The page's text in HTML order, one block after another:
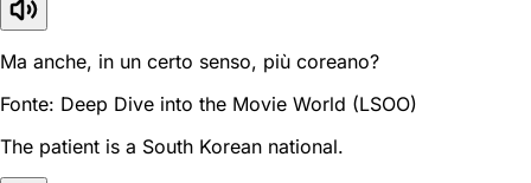
Ma anche, in un certo senso, più coreano?
Fonte: Deep Dive into the Movie World (LSOO)
The patient is a South Korean national.